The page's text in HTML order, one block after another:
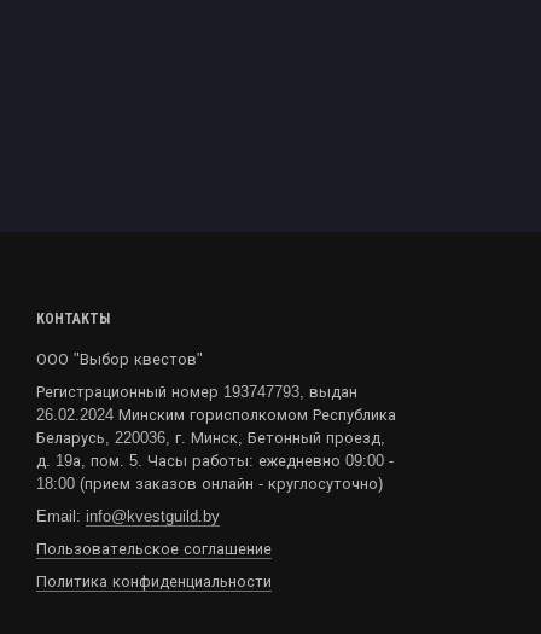
КОНТАКТЫ
ООО "Выбор квестов"
Регистрационный номер 193747793, выдан
26.02.2024 Минским горисполкомом Республика
Беларусь, 220036, г. Минск, Бетонный проезд,
д. 19а, пом. 5. Часы работы: ежедневно 09:00 -
18:00 (прием заказов онлайн - круглосуточно)
Email: info@kvestguild.by
Пользовательское соглашение
Политика конфиденциальности